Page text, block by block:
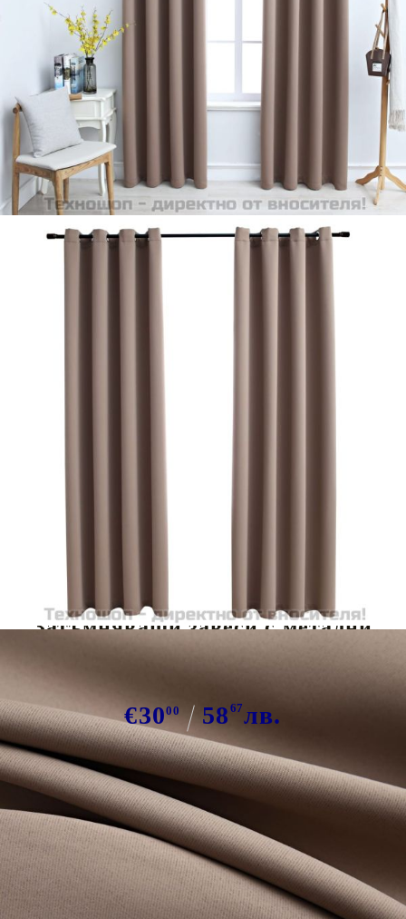
Затъмняващи завеси с метални
халки, 2 бр, таупе, 140x225 см
€3000 58 67лв.
В наличност: 142 бр.
Време за доставка: 5 до 9 дни
Безплатна доставка до адрес при плащане по банков път